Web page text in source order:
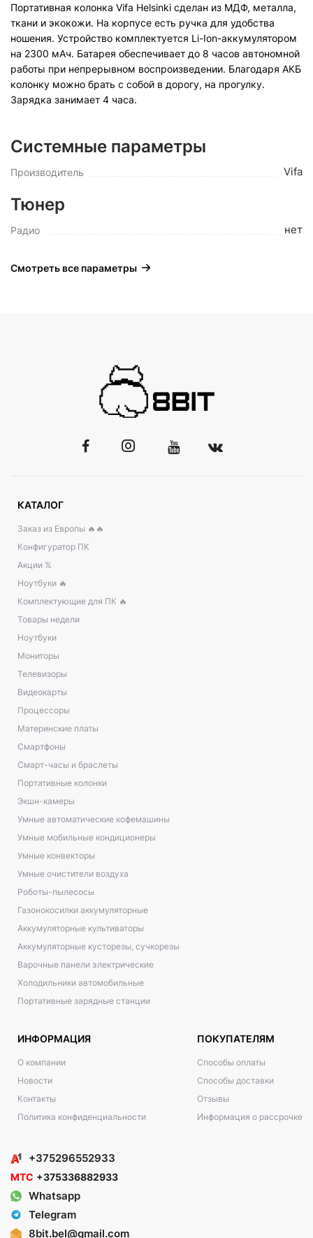
Портативная колонка Vifa Helsinki сделан из МДФ, металла,
ткани и экокожи. На корпусе есть ручка для удобства
ношения. Устройство комплектуется Li-Ion-аккумулятором
на 2300 мАч. Батарея обеспечивает до 8 часов автономной
работы при непрерывном воспроизведении. Благодаря АКБ
колонку можно брать с собой в дорогу, на прогулку.
Зарядка занимает 4 часа.
Системные параметры
Производитель Vifa
Тюнер
Радио нет
Смотреть все параметры
КАТАЛОГ
Заказ из Европы 🔥🔥
Конфигуратор ПК
Акции %
Ноутбуки 🔥
Комплектующие для ПК 🔥
Товары недели
Ноутбуки
Мониторы
Телевизоры
Видеокарты
Процессоры
Материнские платы
Смартфоны
Смарт-часы и браслеты
Портативные колонки
Экшн-камеры
Умные автоматические кофемашины
Умные мобильные кондиционеры
Умные конвекторы
Умные очистители воздуха
Роботы-пылесосы
Газонокосилки аккумуляторные
Аккумуляторные культиваторы
Аккумуляторные кусторезы, сучкорезы
Варочные панели электрические
Холодильники автомобильные
Портативные зарядные станции
ИНФОРМАЦИЯ
О компании
Новости
Контакты
Политика конфиденциальности
ПОКУПАТЕЛЯМ
Способы оплаты
Способы доставки
Отзывы
Информация о рассрочке
+375296552933
МТС +375336882933
Whatsapp
Telegram
8bit.bel@gmail.com